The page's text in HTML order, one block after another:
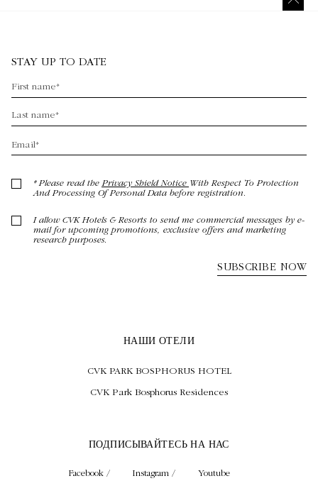
ПОДПИСЫВАЙТЕСЬ НА НАС
Facebook / Instagram / Youtube
НАШИ ОТЕЛИ
CVK PARK BOSPHORUS HOTEL
CVK Park Bosphorus Residences